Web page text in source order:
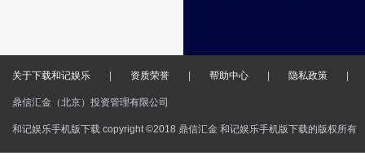
关于下载和记娱乐 | 资质荣誉 | 帮助中心 | 隐私政策 |
鼎信汇金（北京）投资管理有限公司
和记娱乐手机版下载 copyright ©2018 鼎信汇金 和记娱乐手机版下载的版权所有